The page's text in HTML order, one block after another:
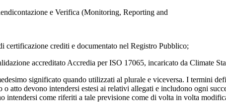
e Verifica (Monitoring, Reporting and
certificazione crediti e documentato nel Registro Pubblico;
accreditato Accredia per ISO 17065, incaricato da Climate
significato quando utilizzati al plurale e viceversa. I termini
atto devono intendersi estesi ai relativi allegati e includono ogni
intendersi come riferiti a tale previsione come di volta in volta